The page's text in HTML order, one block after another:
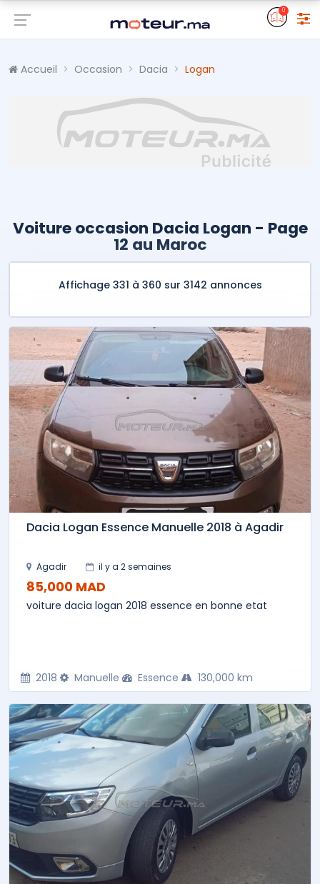
0
Accueil Occasion Dacia Logan
Voiture occasion Dacia Logan - Page
12 au Maroc
Affichage 331 à 360 sur 3142 annonces
Dacia Logan Essence Manuelle 2018 à Agadir
Agadir il y a 2 semaines
85,000 MAD
voiture dacia logan 2018 essence en bonne etat
2018 Manuelle Essence 130,000 km